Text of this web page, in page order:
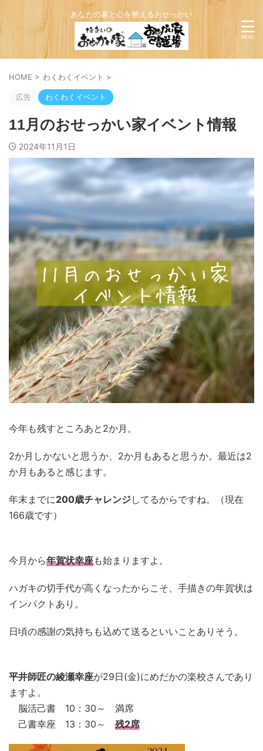
あなたの家と心を整えるおせっかい
HOME > わくわくイベント >
広告 わくわくイベント
11月のおせっかい家イベント情報
2024年11月1日
今年も残すところあと2か月。
2か月しかないと思うか、2か月もあると思うか。最近は2
か月もあると感じます。
年末までに200歳チャレンジしてるからですね。（現在
166歳です）
今月から年賀状幸座も始まりますよ。
ハガキの切手代が高くなったからこそ、手描きの年賀状は
インパクトあり。
日頃の感謝の気持ちも込めて送るといいことありそう。
平井師匠の綾瀬幸座が29日(金)にめだかの楽校さんであり
ますよ。
脳活己書 10：30～ 満席
己書幸座 13：30～ 残2席